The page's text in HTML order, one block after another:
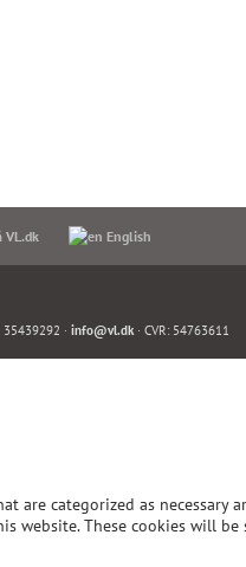
VL.dk English
35439292 ·info@vl.dk · CVR: 54763611
categorized as necessary
These cookies will